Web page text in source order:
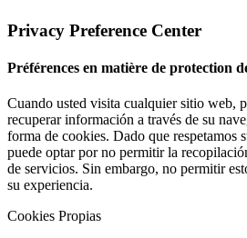
Privacy Preference Center
Préférences en matière de protection
Cuando usted visita cualquier sitio web,
recuperar información a través de su
forma de cookies. Dado que respetamos
puede optar por no permitir la
de servicios. Sin embargo, no permitir
su experiencia.
Cookies Propias